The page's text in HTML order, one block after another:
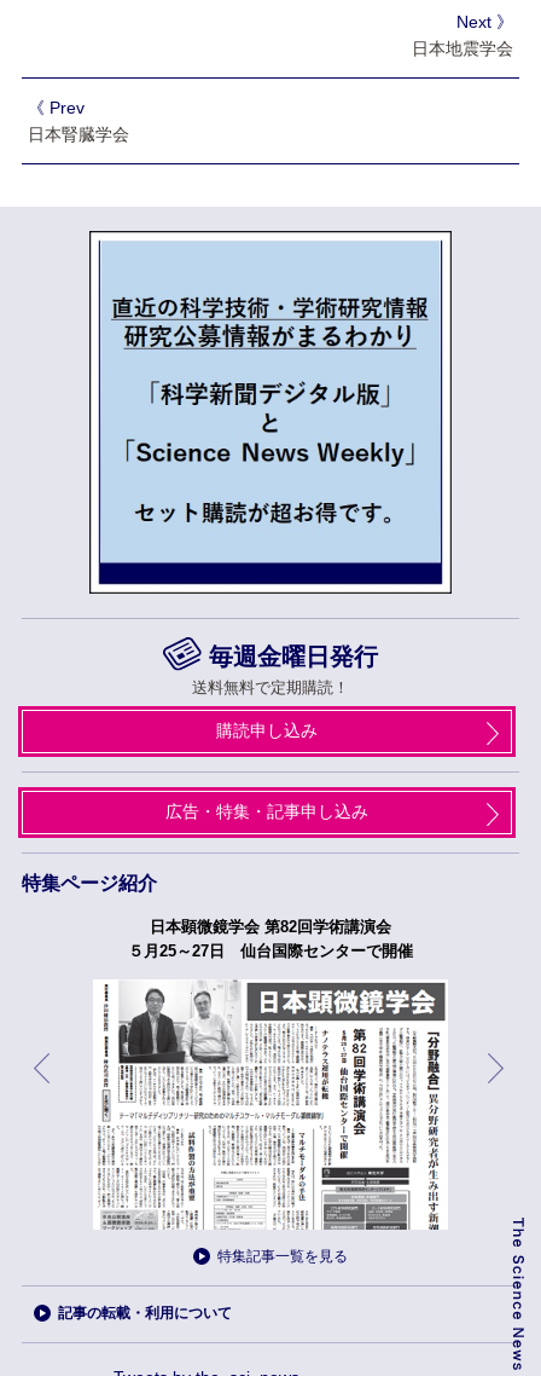
Next 》
日本地震学会
《 Prev
日本腎臓学会
毎週金曜日発行
送料無料で定期購読！
購読申し込み
広告・特集・記事申し込み
特集ページ紹介
日本顕微鏡学会 第82回学術講演会
５月25～27日 仙台国際センターで開催
特集記事一覧を見る
記事の転載・利用について